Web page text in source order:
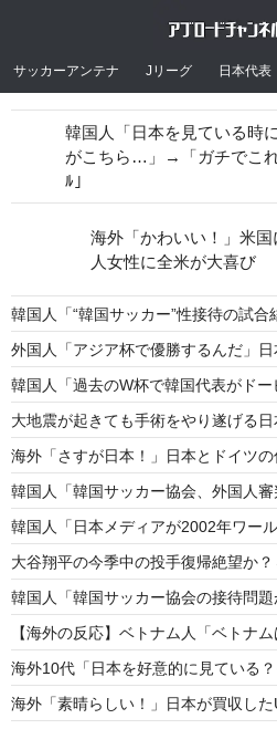
サッカーアンテナ Jリーグ 日本代表
韓国人「“韓国サッカー”性接待の試
外国人「アジア杯で優勝するんだ」
韓国人「過去のW杯で韓国代表がド
大地震が起きても手術をやり遂げる
海外「さすが日本！」日本とドイツ
韓国人「韓国サッカー協会、外国人
韓国人「日本メディアが2002年ワー
大谷翔平の今季中の投手復帰絶望か
韓国人「韓国サッカー協会の接待問
【海外の反応】ベトナム人「ベトナ
海外10代「日本を好意的に見ている
海外「素晴らしい！」日本が買収し
韓国人「日本を見ている時
がこちら…」→「ガチでこ
ﾙ」
海外「かわいい！」米
人女性に全米が大喜び